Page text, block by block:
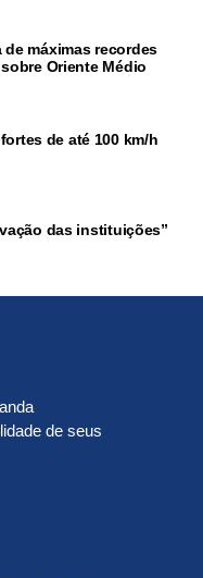
máximas recordes
Oriente Médio
de até 100 km/h
das instituições”
de seus